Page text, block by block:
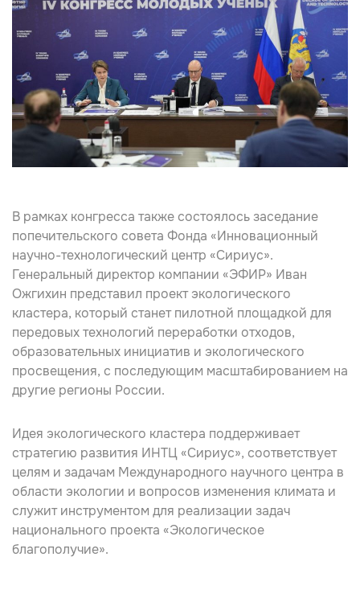
В рамках конгресса также состоялось заседание
попечительского совета Фонда «Инновационный
научно-технологический центр «Сириус».
Генеральный директор компании «ЭФИР» Иван
Ожгихин представил проект экологического
кластера, который станет пилотной площадкой для
передовых технологий переработки отходов,
образовательных инициатив и экологического
просвещения, с последующим масштабированием на
другие регионы России.
Идея экологического кластера поддерживает
стратегию развития ИНТЦ «Сириус», соответствует
целям и задачам Международного научного центра в
области экологии и вопросов изменения климата и
служит инструментом для реализации задач
национального проекта «Экологическое
благополучие».